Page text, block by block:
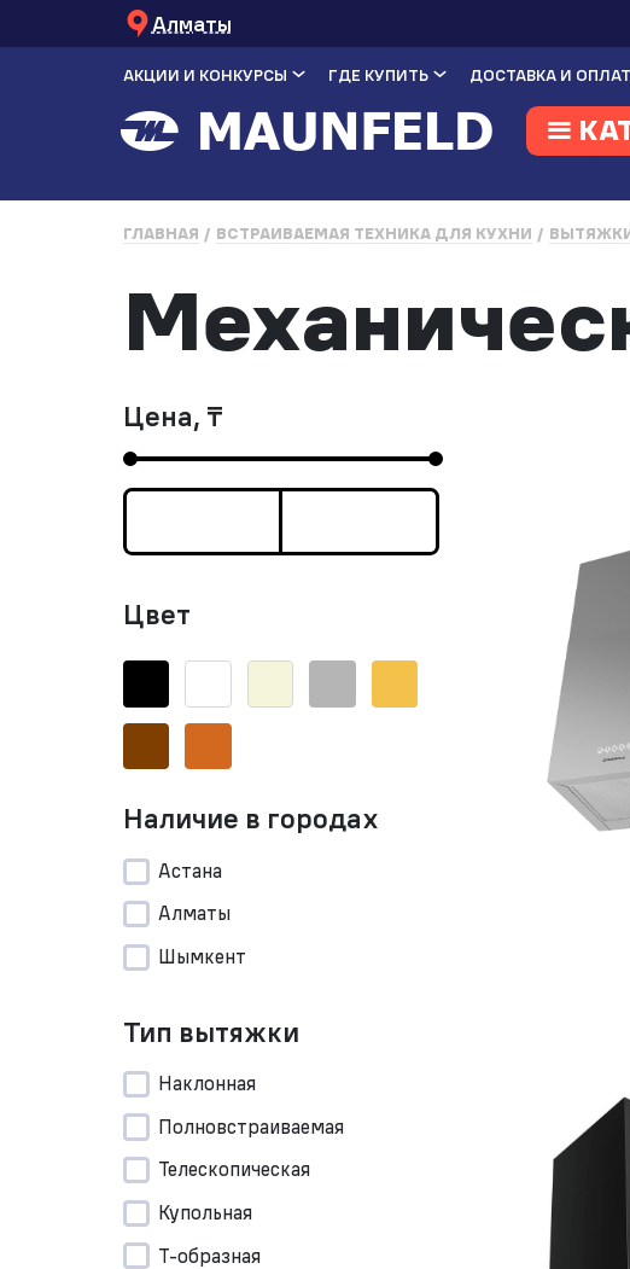
Алматы
АКЦИИ И КОНКУРСЫ ГДЕ КУПИТЬ ДОСТАВКА И
ГЛАВНАЯ ВСТРАИВАЕМАЯ ТЕХНИКА ДЛЯ КУХНИ
Цена, ₸
Цвет
Наличие в городах
Астана
Алматы
Шымкент
Тип вытяжки
Наклонная
Полновстраиваемая
Телескопическая
Купольная
Т-образная